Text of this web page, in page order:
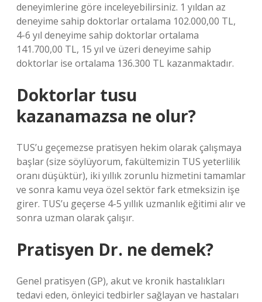
deneyimlerine göre inceleyebilirsiniz. 1 yıldan az
deneyime sahip doktorlar ortalama 102.000,00 TL,
4-6 yıl deneyime sahip doktorlar ortalama
141.700,00 TL, 15 yıl ve üzeri deneyime sahip
doktorlar ise ortalama 136.300 TL kazanmaktadır.
Doktorlar tusu
kazanamazsa ne olur?
TUS’u geçemezse pratisyen hekim olarak çalışmaya
başlar (size söylüyorum, fakültemizin TUS yeterlilik
oranı düşüktür), iki yıllık zorunlu hizmetini tamamlar
ve sonra kamu veya özel sektör fark etmeksizin işe
girer. TUS’u geçerse 4-5 yıllık uzmanlık eğitimi alır ve
sonra uzman olarak çalışır.
Pratisyen Dr. ne demek?
Genel pratisyen (GP), akut ve kronik hastalıkları
tedavi eden, önleyici tedbirler sağlayan ve hastaları